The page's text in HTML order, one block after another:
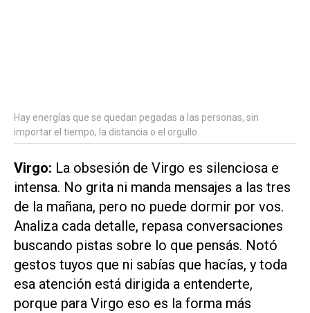
Hay energías que se quedan pegadas a las personas, sin
importar el tiempo, la distancia o el orgullo.
Virgo: La obsesión de Virgo es silenciosa e
intensa. No grita ni manda mensajes a las tres
de la mañana, pero no puede dormir por vos.
Analiza cada detalle, repasa conversaciones
buscando pistas sobre lo que pensás. Notó
gestos tuyos que ni sabías que hacías, y toda
esa atención está dirigida a entenderte,
porque para Virgo eso es la forma más